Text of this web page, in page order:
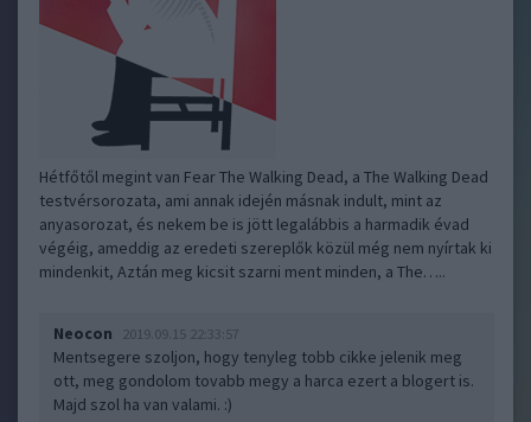
Hétfőtől megint van Fear The Walking Dead, a The Walking Dead
testvérsorozata, ami annak idején másnak indult, mint az
anyasorozat, és nekem be is jött legalábbis a harmadik évad
végéig, ameddig az eredeti szereplők közül még nem nyírtak ki
mindenkit, Aztán meg kicsit szarni ment minden, a The…..
Neocon 2019.09.15 22:33:57
Mentsegere szoljon, hogy tenyleg tobb cikke jelenik meg
ott, meg gondolom tovabb megy a harca ezert a blogert is.
Majd szol ha van valami. :)